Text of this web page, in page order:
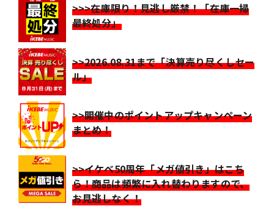
>>>在庫限り！見逃し厳禁！「在庫一掃
最終処分」
>>2026.08.31まで「決算売り尽くしセー
ル」
>>開催中のポイントアップキャンペーン
まとめ！
>>イケベ50周年「メガ値引き」はこち
ら！商品は頻繁に入れ替わりますので、
お見逃しなく！